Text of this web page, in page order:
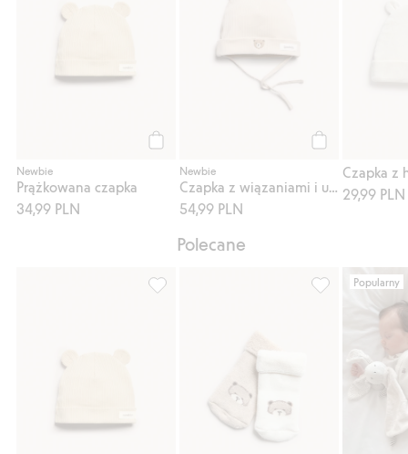
Newbie
Prążkowana czapka
34,99 PLN
Newbie
54,99 PLN
29,99 PLN
Polecane
Prążkowana czapka, Dodaj do listy
Skarpetki 2-
Popularny